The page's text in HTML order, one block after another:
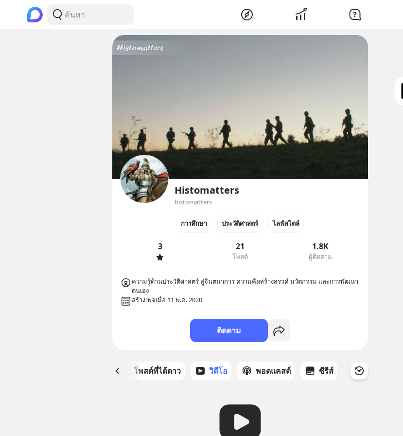
Histomatters
histomatters
การศึกษา ประวัติศาสตร์ ไลฟ์สไตล์
3 21
โพสต์
1.8K
ผู้ติดตาม
ความรู้ด้านประวัติศาสตร์ สู่จินตนาการ ความคิดสร้างสรรค์ นวัตกรรม และการพัฒนา
ตนเอง
สร้างเพจเมื่อ 11 พ.ค. 2020
ติดตาม
โพสต์ที่ได้ดาว วิดีโอ พอดแคสต์ ซีรีส์